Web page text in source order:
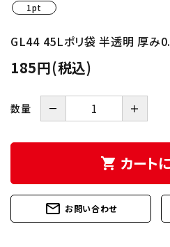
1pt
GL44 45Lポリ袋 半透明 厚み
185円(税込)
数量 － ＋
shopping_cart カート
mail_outline お問い合わせ